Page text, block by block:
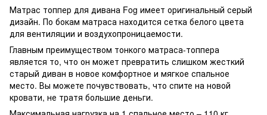
Матрас топпер для дивана Fog имеет оригинальный серый
дизайн. По бокам матраса находится сетка белого цвета
для вентиляции и воздухопроницаемости.
Главным преимуществом тонкого матраса-топпера
является то, что он может превратить слишком жесткий
старый диван в новое комфортное и мягкое спальное
место. Вы можете почувствовать, что спите на новой
кровати, не тратя большие деньги.